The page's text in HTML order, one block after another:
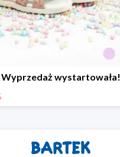
Wyprzedaż wystartowała!